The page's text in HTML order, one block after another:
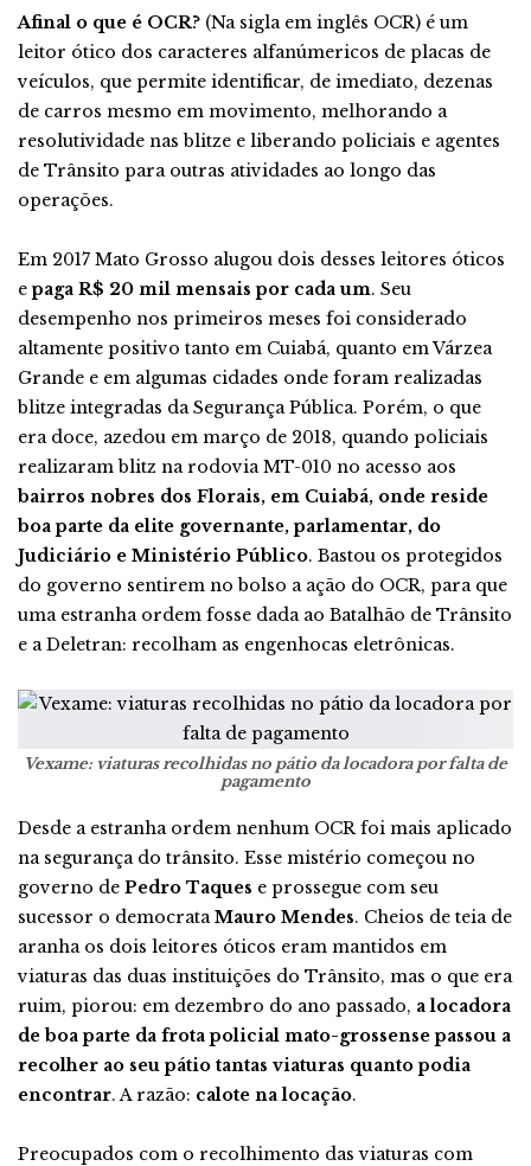
Afinal o que é OCR? (Na sigla em inglês OCR) é um
leitor ótico dos caracteres alfanúmericos de placas de
veículos, que permite identificar, de imediato, dezenas
de carros mesmo em movimento, melhorando a
resolutividade nas blitze e liberando policiais e agentes
de Trânsito para outras atividades ao longo das
operações.
Em 2017 Mato Grosso alugou dois desses leitores óticos
epaga R$ 20 mil mensais por cada um. Seu
desempenho nos primeiros meses foi considerado
altamente positivo tanto em Cuiabá, quanto em Várzea
Grande e em algumas cidades onde foram realizadas
blitze integradas da Segurança Pública. Porém, o que
era doce, azedou em março de 2018, quando policiais
realizaram blitz na rodovia MT-010 no acesso aos
bairros nobres dos Florais, em Cuiabá, onde reside
boa parte da elite governante, parlamentar, do
Judiciário e Ministério Público. Bastou os protegidos
do governo sentirem no bolso a ação do OCR, para que
uma estranha ordem fosse dada ao Batalhão de Trânsito
e a Deletran: recolham as engenhocas eletrônicas.
Vexame: viaturas recolhidas no pátio da locadora por falta de
pagamento
Desde a estranha ordem nenhum OCR foi mais aplicado
na segurança do trânsito. Esse mistério começou no
governo de Pedro Taques e prossegue com seu
sucessor o democrataMauro Mendes. Cheios de teia de
aranha os dois leitores óticos eram mantidos em
viaturas das duas instituições do Trânsito, mas o que era
ruim, piorou: em dezembro do ano passado, a locadora
de boa parte da frota policial mato-grossense passou a
recolher ao seu pátio tantas viaturas quanto podia
encontrar. A razão: calote na locação.
Preocupados com o recolhimento das viaturas com